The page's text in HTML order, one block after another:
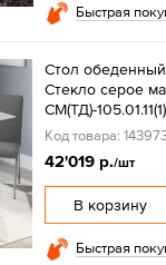
Быстрая
Стол
Стекло серое
СМ(ТД)-105.01.11(1)
Код товара:
42'019 р./шт
В корзину
Быстрая